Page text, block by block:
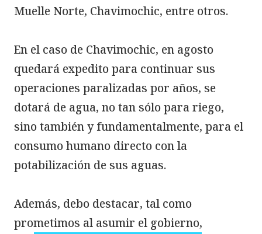
Muelle Norte, Chavimochic, entre otros.
En el caso de Chavimochic, en agosto
quedará expedito para continuar sus
operaciones paralizadas por años, se
dotará de agua, no tan sólo para riego,
sino también y fundamentalmente, para el
consumo humano directo con la
potabilización de sus aguas.
Además, debo destacar, tal como
prometimos al asumir el gobierno,